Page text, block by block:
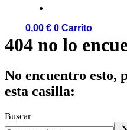
0,00 € 0 Carrito
404 no lo
No encuentro esto,
esta casilla:
Buscar